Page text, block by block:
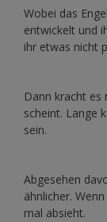
Wobei das
entwickelt und
ihr etwas nicht
Dann kracht es
scheint. Lange
sein.
Abgesehen
ähnlicher.
mal absieht.